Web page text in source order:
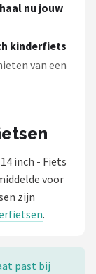
nu jouw
kinderfiets
van een
inch - Fiets
voor
zijn
.
past bij